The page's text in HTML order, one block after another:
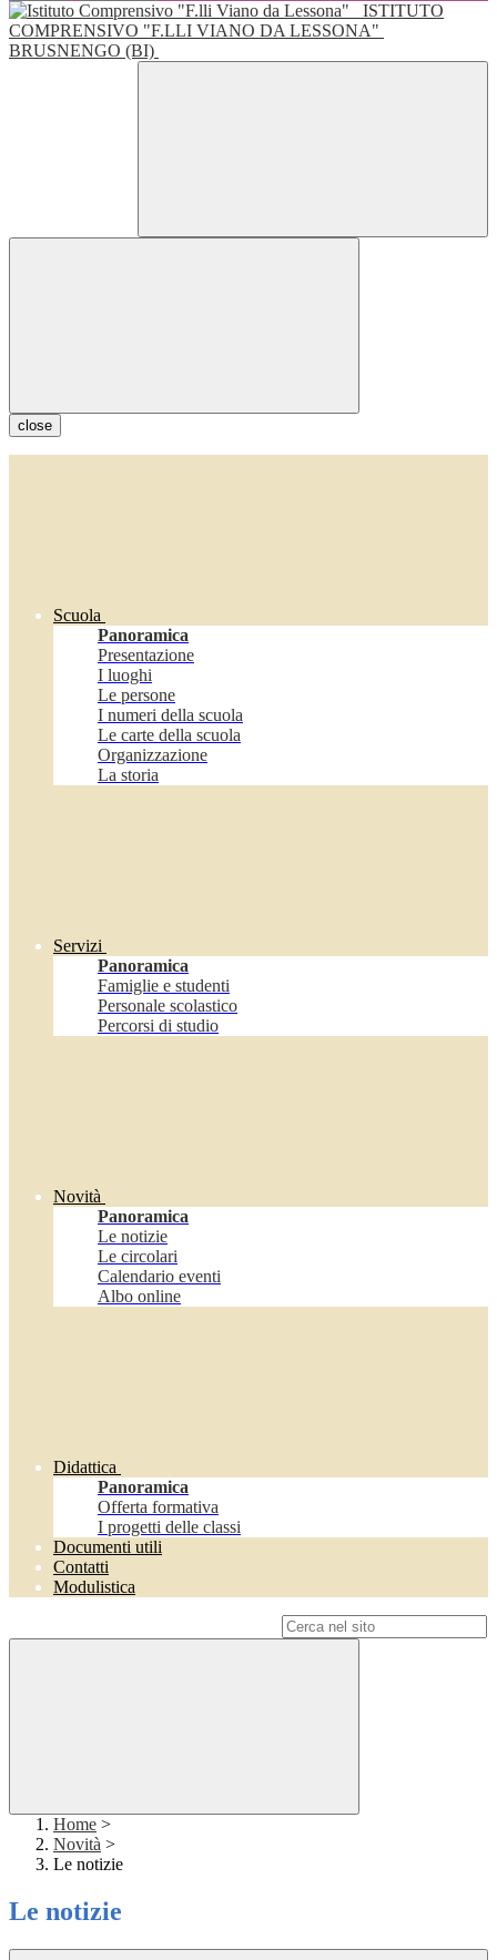
ISTITUTO
COMPRENSIVO "F.LLI VIANO DA LESSONA"
BRUSNENGO (BI)
close
Scuola
Panoramica
Presentazione
I luoghi
Le persone
I numeri della scuola
Le carte della scuola
Organizzazione
La storia
Servizi
Panoramica
Famiglie e studenti
Personale scolastico
Percorsi di studio
Novità
Panoramica
Le notizie
Le circolari
Calendario eventi
Albo online
Didattica
Panoramica
Offerta formativa
I progetti delle classi
Documenti utili
Contatti
Modulistica
Home >
Novità >
Le notizie
Le notizie